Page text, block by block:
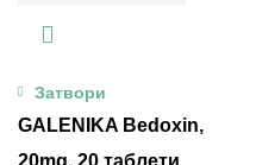
Затвори
GALENIKA Bedoxin,